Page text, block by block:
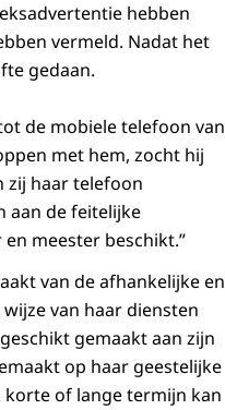
hebben
vermeld. Nadat het
gedaan.
de mobiele telefoon van
met hem, zocht hij
zij haar telefoon
aan de feitelijke
meester beschikt.”
van de afhankelijke en
van haar diensten
gemaakt aan zijn
op haar geestelijke
of lange termijn kan